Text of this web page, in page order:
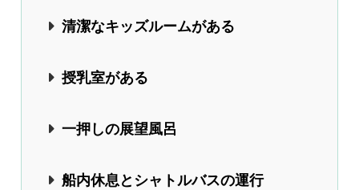
清潔なキッズルームがある
授乳室がある
一押しの展望風呂
船内休息とシャトルバスの運行